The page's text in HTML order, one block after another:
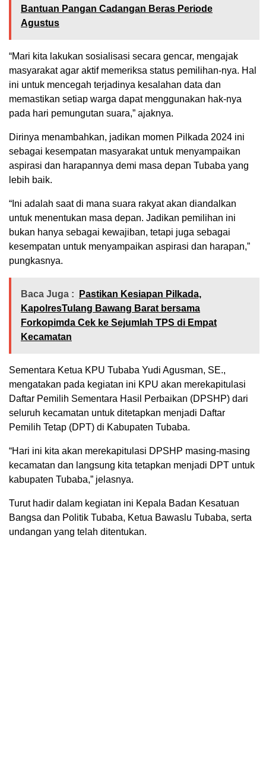
Bantuan Pangan Cadangan Beras Periode
Agustus
“Mari kita lakukan sosialisasi secara gencar, mengajak
masyarakat agar aktif memeriksa status pemilihan-nya. Hal
ini untuk mencegah terjadinya kesalahan data dan
memastikan setiap warga dapat menggunakan hak-nya
pada hari pemungutan suara,” ajaknya.
Dirinya menambahkan, jadikan momen Pilkada 2024 ini
sebagai kesempatan masyarakat untuk menyampaikan
aspirasi dan harapannya demi masa depan Tubaba yang
lebih baik.
“Ini adalah saat di mana suara rakyat akan diandalkan
untuk menentukan masa depan. Jadikan pemilihan ini
bukan hanya sebagai kewajiban, tetapi juga sebagai
kesempatan untuk menyampaikan aspirasi dan harapan,”
pungkasnya.
Baca Juga :
Pastikan Kesiapan Pilkada,
KapolresTulang Bawang Barat bersama
Forkopimda Cek ke Sejumlah TPS di Empat
Kecamatan
Sementara Ketua KPU Tubaba Yudi Agusman, SE.,
mengatakan pada kegiatan ini KPU akan merekapitulasi
Daftar Pemilih Sementara Hasil Perbaikan (DPSHP) dari
seluruh kecamatan untuk ditetapkan menjadi Daftar
Pemilih Tetap (DPT) di Kabupaten Tubaba.
“Hari ini kita akan merekapitulasi DPSHP masing-masing
kecamatan dan langsung kita tetapkan menjadi DPT untuk
kabupaten Tubaba,” jelasnya.
Turut hadir dalam kegiatan ini Kepala Badan Kesatuan
Bangsa dan Politik Tubaba, Ketua Bawaslu Tubaba, serta
undangan yang telah ditentukan.